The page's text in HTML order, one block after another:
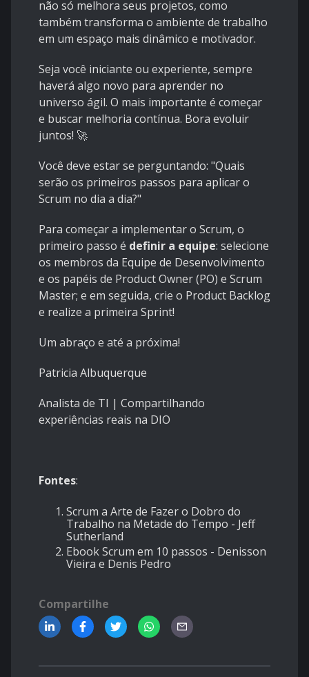
não só melhora seus projetos, como
também transforma o ambiente de trabalho
em um espaço mais dinâmico e motivador.
Seja você iniciante ou experiente, sempre
haverá algo novo para aprender no
universo ágil. O mais importante é começar
e buscar melhoria contínua. Bora evoluir
juntos! 🚀
Você deve estar se perguntando: "Quais
serão os primeiros passos para aplicar o
Scrum no dia a dia?"
Para começar a implementar o Scrum, o
primeiro passo é definir a equipe: selecione
os membros da Equipe de Desenvolvimento
e os papéis de Product Owner (PO) e Scrum
Master; e em seguida, crie o Product Backlog
e realize a primeira Sprint!
Um abraço e até a próxima!
Patricia Albuquerque
Analista de TI | Compartilhando
experiências reais na DIO
Fontes:
Scrum a Arte de Fazer o Dobro do
Trabalho na Metade do Tempo - Jeff
Sutherland
Ebook Scrum em 10 passos - Denisson
Vieira e Denis Pedro
Compartilhe